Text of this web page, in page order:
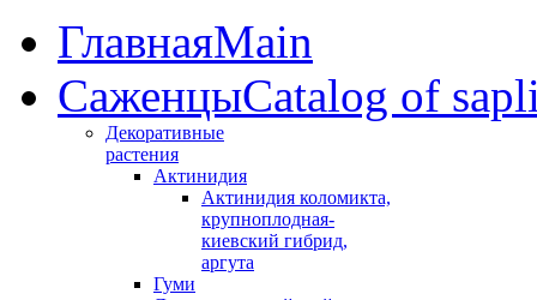
ГлавнаяMain
СаженцыCatalog of
Декоративные
растения
Актинидия
Актинидия коломикта,
крупноплодная-
киевский гибрид,
аргута
Гуми